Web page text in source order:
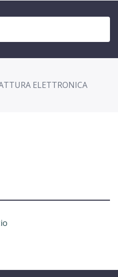
ELETTRONICA